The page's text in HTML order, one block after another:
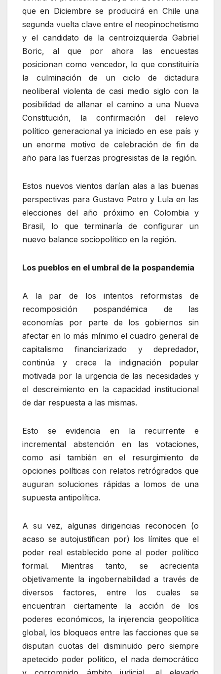
que en Diciembre se producirá en Chile una
segunda vuelta clave entre el neopinochetismo
y el candidato de la centroizquierda Gabriel
Boric, al que por ahora las encuestas
posicionan como vencedor, lo que constituiría
la culminación de un ciclo de dictadura
neoliberal violenta de casi medio siglo con la
posibilidad de allanar el camino a una Nueva
Constitución, la confirmación del relevo
político generacional ya iniciado en ese país y
un enorme motivo de celebración de fin de
año para las fuerzas progresistas de la región.
Estos nuevos vientos darían alas a las buenas
perspectivas para Gustavo Petro y Lula en las
elecciones del año próximo en Colombia y
Brasil, lo que terminaría de configurar un
nuevo balance sociopolítico en la región.
Los pueblos en el umbral de la pospandemia
A la par de los intentos reformistas de
recomposición pospandémica de las
economías por parte de los gobiernos sin
afectar en lo más mínimo el cuadro general de
capitalismo financiarizado y depredador,
continúa y crece la indignación popular
motivada por la urgencia de las necesidades y
el descreimiento en la capacidad institucional
de dar respuesta a las mismas.
Esto se evidencia en la recurrente e
incremental abstención en las votaciones,
como así también en el resurgimiento de
opciones políticas con relatos retrógrados que
auguran soluciones rápidas a lomos de una
supuesta antipolítica.
A su vez, algunas dirigencias reconocen (o
acaso se autojustifican por) los límites que el
poder real establecido pone al poder político
formal. Mientras tanto, se acrecienta
objetivamente la ingobernabilidad a través de
diversos factores, entre los cuales se
encuentran ciertamente la acción de los
poderes económicos, la injerencia geopolítica
global, los bloqueos entre las facciones que se
disputan cuotas del disminuido pero siempre
apetecido poder político, el nada democrático